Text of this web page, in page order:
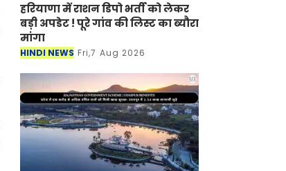
हरियाणा में राशन डिपो भर्ती को लेकर
बड़ी अपडेट ! पूरे गांव की लिस्ट का ब्यौरा
मांगा
HINDI NEWS Fri,7 Aug 2026